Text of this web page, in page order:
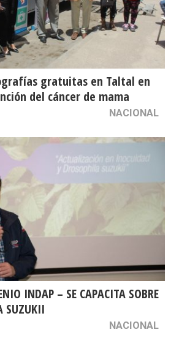
gratuitas en Taltal en
del cáncer de mama
NACIONAL
INDAP – SE CAPACITA SOBRE
SUZUKII
NACIONAL